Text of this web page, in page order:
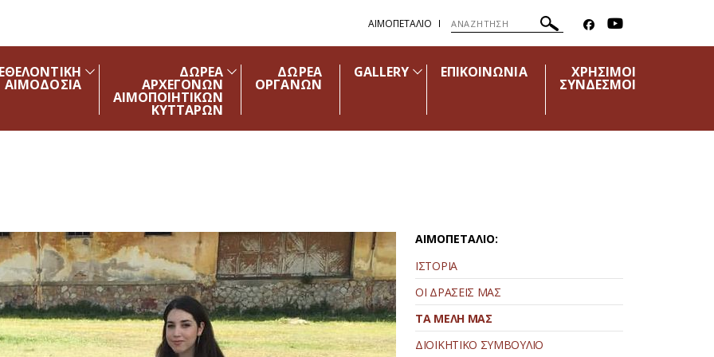
ΑΙΜΟΠΕΤΑΛΙΟ
ΕΘΕΛΟΝΤΙΚΗ
ΑΙΜΟΔΟΣΙΑ
ΔΩΡΕΑ
ΑΡΧΕΓΟΝΩΝ
ΑΙΜΟΠΟΙΗΤΙΚΩΝ
ΚΥΤΤΑΡΩΝ
ΔΩΡΕΑ
ΟΡΓΑΝΩΝ
GALLERY ΕΠΙΚΟΙΝΩΝΙΑ ΧΡΗΣΙΜΟΙ
ΣΥΝΔΕΣΜΟΙ
ΑΙΜΟΠΕΤΑΛΙΟ:
ΙΣΤΟΡΙΑ
ΟΙ ΔΡΑΣΕΙΣ ΜΑΣ
ΤΑ ΜΕΛΗ ΜΑΣ
ΔΙΟΙΚΗΤΙΚΟ ΣΥΜΒΟΥΛΙΟ